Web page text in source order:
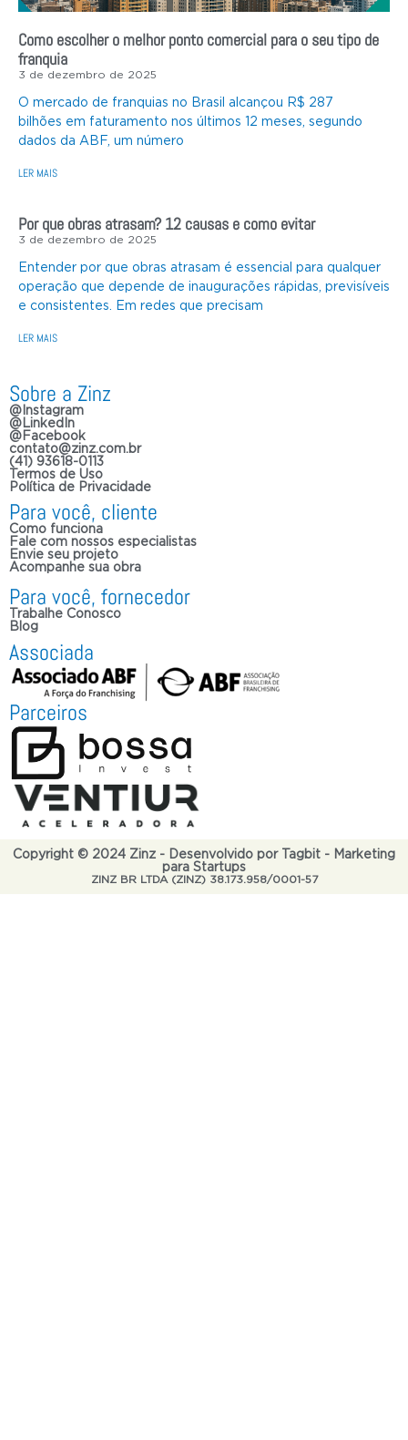
Como escolher o melhor ponto comercial para o seu tipo de
franquia
3 de dezembro de 2025
O mercado de franquias no Brasil alcançou R$ 287
bilhões em faturamento nos últimos 12 meses, segundo
dados da ABF, um número
LER MAIS
Por que obras atrasam? 12 causas e como evitar
3 de dezembro de 2025
Entender por que obras atrasam é essencial para qualquer
operação que depende de inaugurações rápidas, previsíveis
e consistentes. Em redes que precisam
LER MAIS
Sobre a Zinz
@Instagram
@LinkedIn
@Facebook
contato@zinz.com.br
(41) 93618-0113
Termos de Uso
Política de Privacidade
Para você, cliente
Como funciona
Fale com nossos especialistas
Envie seu projeto
Acompanhe sua obra
Para você, fornecedor
Trabalhe Conosco
Blog
Associada
Parceiros
Copyright © 2024 Zinz - Desenvolvido por Tagbit - Marketing
para Startups
ZINZ BR LTDA (ZINZ) 38.173.958/0001-57